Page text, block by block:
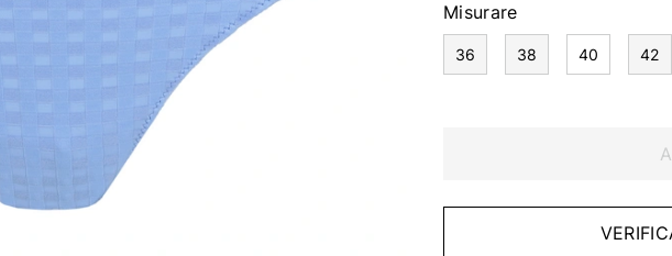
Misurare
36 38 40 42